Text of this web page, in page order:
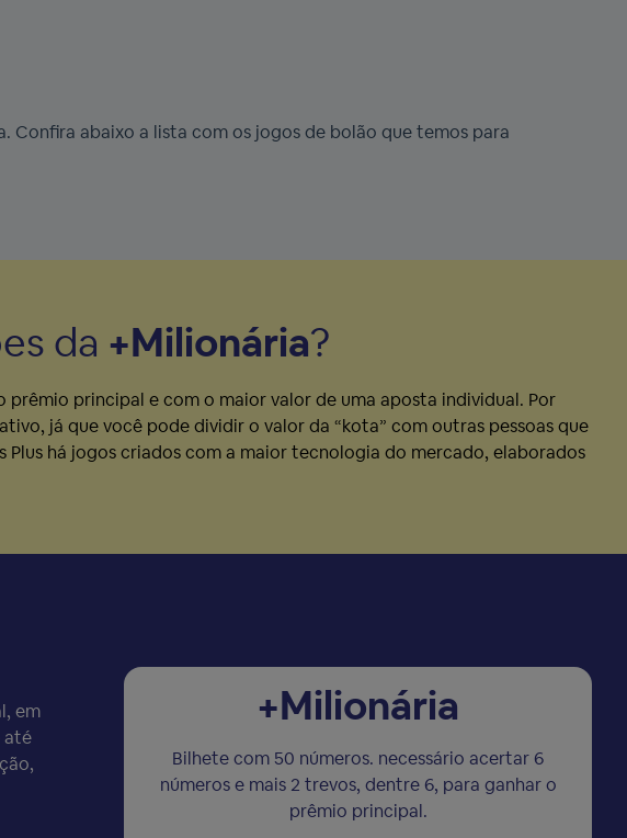
Confira abaixo a lista com os jogos de bolão que temos para
da +Milionária?
principal e com o maior valor de uma aposta individual. Por
já que você pode dividir o valor da “kota” com outras pessoas que
há jogos criados com a maior tecnologia do mercado, elaborados
em
até
+Milionária
Bilhete com 50 números. necessário acertar 6
números e mais 2 trevos, dentre 6, para ganhar o
prêmio principal.